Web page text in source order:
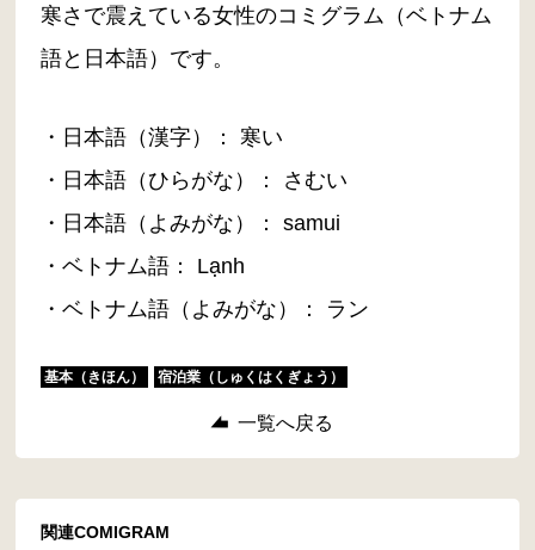
寒さで震えている女性のコミグラム（ベトナム
語と日本語）です。
・日本語（漢字）： 寒い
・日本語（ひらがな）： さむい
・日本語（よみがな）： samui
・ベトナム語： Lạnh
・ベトナム語（よみがな）： ラン
基本（きほん） 宿泊業（しゅくはくぎょう）
一覧へ戻る
関連COMIGRAM